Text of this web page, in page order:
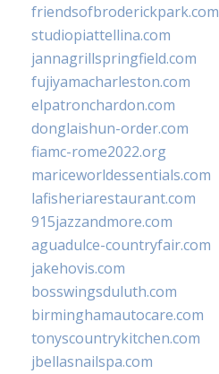
friendsofbroderickpark.com
studiopiattellina.com
jannagrillspringfield.com
fujiyamacharleston.com
elpatronchardon.com
donglaishun-order.com
fiamc-rome2022.org
mariceworldessentials.com
lafisheriarestaurant.com
915jazzandmore.com
aguadulce-countryfair.com
jakehovis.com
bosswingsduluth.com
birminghamautocare.com
tonyscountrykitchen.com
jbellasnailspa.com